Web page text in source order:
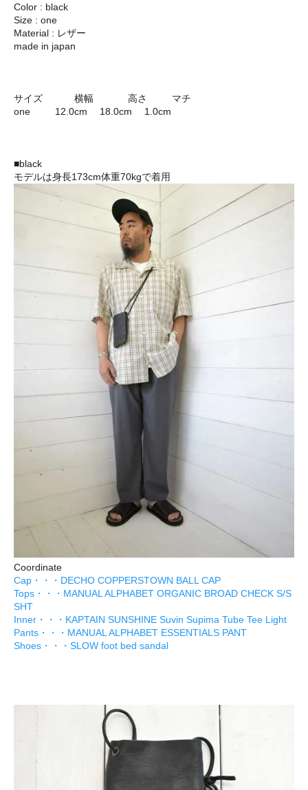
Color : black
Size : one
Material : レザー
made in japan
サイズ 横幅 高さ マチ
one 12.0cm 18.0cm 1.0cm
■black
モデルは身長173cm体重70kgで着用
Coordinate
Cap・・・DECHO COPPERSTOWN BALL CAP
Tops・・・MANUAL ALPHABET ORGANIC BROAD CHECK S/S
SHT
Inner・・・KAPTAIN SUNSHINE Suvin Supima Tube Tee Light
Pants・・・MANUAL ALPHABET ESSENTIALS PANT
Shoes・・・SLOW foot bed sandal